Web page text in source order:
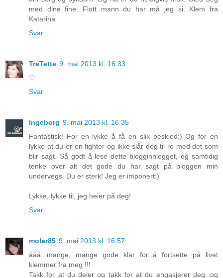
med dine fine. Flott mann du har må jeg si. Klem fra
Katarina
Svar
TreTette 9. mai 2013 kl. 16:33
♡
Svar
Ingeborg 9. mai 2013 kl. 16:35
Fantastisk! For en lykke å få en slik beskjed:) Og for en
lykke at du er en fighter og ikke slår deg til ro med det som
blir sagt. Så godt å lese dette blogginnlegget, og samtidig
tenke over alt det gode du har sagt på bloggen min
undervegs. Du er sterk! Jeg er imponert:)
Lykke, lykke til, jeg heier på deg!
Svar
molar85 9. mai 2013 kl. 16:57
ååå...mange, mange gode klar for å fortsette på livet
klemmer fra meg !!!
Takk for at du deler og takk for at du engasjerer deg, og